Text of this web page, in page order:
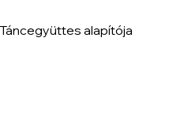
alapítója